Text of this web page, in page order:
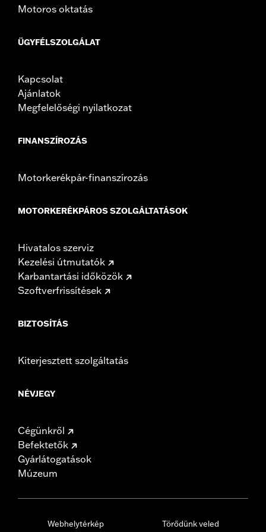
Motoros oktatás
ÜGYFÉLSZOLGÁLAT
Kapcsolat
Ajánlatok
Megfelelőségi nyilatkozat
FINANSZÍROZÁS
Motorkerékpár-finanszírozás
MOTORKERÉKPÁROS SZOLGÁLTATÁSOK
Hivatalos szerviz
Kezelési útmutatók
Karbantartási időközök
Szoftverfrissítések
BIZTOSÍTÁS
Kiterjesztett szolgáltatás
NÉVJEGY
Cégünkről
Befektetők
Gyárlátogatások
Múzeum
Webhelytérkép Törődünk veled